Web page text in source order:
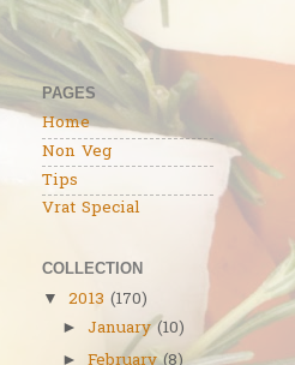
PAGES
Home
Non Veg
Tips
Vrat Special
COLLECTION
▼
2013 (170)
►January (10)
►